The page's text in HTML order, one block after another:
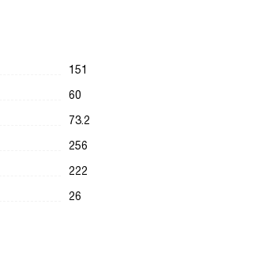
151
60
73.2
256
222
26